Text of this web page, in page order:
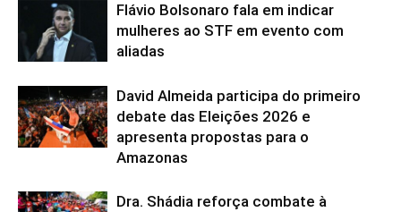
Flávio Bolsonaro fala em indicar
mulheres ao STF em evento com
aliadas
David Almeida participa do primeiro
debate das Eleições 2026 e
apresenta propostas para o
Amazonas
Dra. Shádia reforça combate à